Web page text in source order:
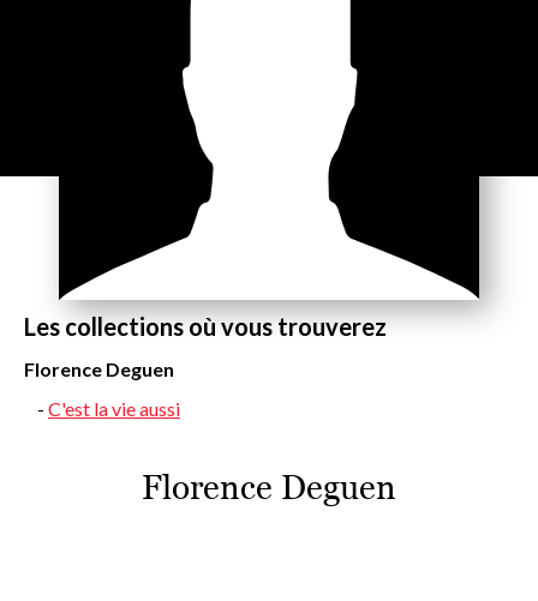
Les collections où vous trouverez
Florence Deguen
C'est la vie aussi
Florence Deguen